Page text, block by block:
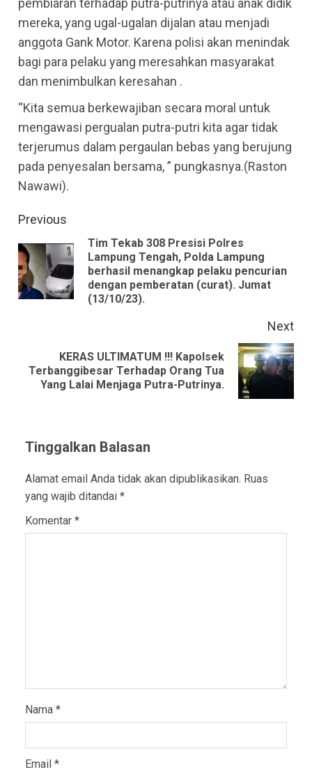
pembiaran terhadap putra-putrinya atau anak didik
mereka, yang ugal-ugalan dijalan atau menjadi
anggota Gank Motor. Karena polisi akan menindak
bagi para pelaku yang meresahkan masyarakat
dan menimbulkan keresahan .
“Kita semua berkewajiban secara moral untuk
mengawasi pergualan putra-putri kita agar tidak
terjerumus dalam pergaulan bebas yang berujung
pada penyesalan bersama, ” pungkasnya.(Raston
Nawawi).
Continue
Reading
Previous
Tim Tekab 308 Presisi Polres
Lampung Tengah, Polda Lampung
berhasil menangkap pelaku pencurian
dengan pemberatan (curat). Jumat
(13/10/23).
Next
Next
post:
KERAS ULTIMATUM !!! Kapolsek
Terbanggibesar Terhadap Orang Tua
Yang Lalai Menjaga Putra-Putrinya.
Tinggalkan Balasan
Alamat email Anda tidak akan dipublikasikan. Ruas
yang wajib ditandai *
Komentar *
Nama *
Email *